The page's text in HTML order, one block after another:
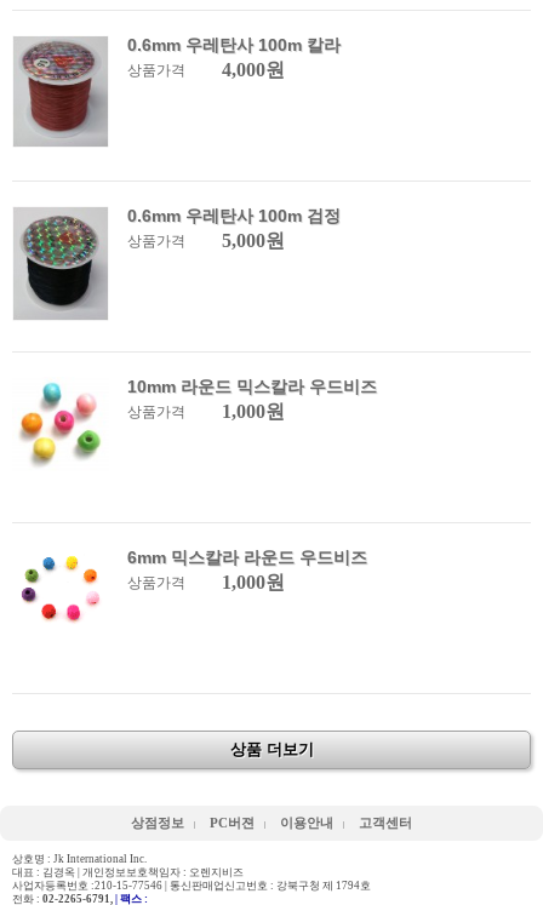
0.6mm 우레탄사 100m 칼라
상품가격 4,000원
0.6mm 우레탄사 100m 검정
상품가격 5,000원
10mm 라운드 믹스칼라 우드비즈
상품가격 1,000원
6mm 믹스칼라 라운드 우드비즈
상품가격 1,000원
상품 더보기
상점정보 PC버젼 이용안내 고객센터
상호명 : Jk International Inc.
대표 : 김경옥 | 개인정보보호책임자 : 오렌지비즈
사업자등록번호 :210-15-77546 | 통신판매업신고번호 : 강북구청 제 1794호
전화 : 02-2265-6791, | 팩스 :